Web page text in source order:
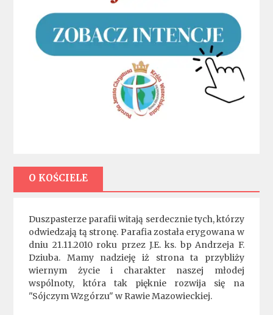
O KOŚCIELE
Duszpasterze parafii witają serdecznie tych, którzy
odwiedzają tą stronę. Parafia została erygowana w
dniu 21.11.2010 roku przez J.E. ks. bp Andrzeja F.
Dziuba. Mamy nadzieję iż strona ta przybliży
wiernym życie i charakter naszej młodej
wspólnoty, która tak pięknie rozwija się na
"Sójczym Wzgórzu" w Rawie Mazowieckiej.